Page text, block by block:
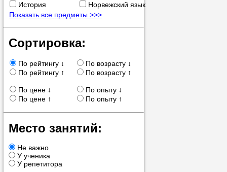
Или найдите
нашей базе
История
Норвежский язык
Показать все предметы >>>
Сортировка:
По рейтингу ↓
По возрасту ↓
По рейтингу ↑
По возрасту ↑
По цене ↓
По опыту ↓
По цене ↑
По опыту ↑
Место занятий:
Не важно
У ученика
У репетитора